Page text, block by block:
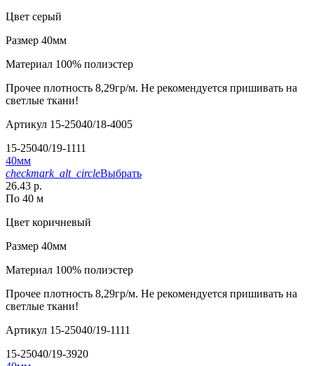
Цвет серый
Размер 40мм
Материал 100% полиэстер
Прочее плотность 8,29гр/м. Не рекомендуется пришивать на
светлые ткани!
Артикул 15-25040/18-4005
15-25040/19-1111
40мм
checkmark_alt_circleВыбрать
26.43 р.
По 40 м
Цвет коричневый
Размер 40мм
Материал 100% полиэстер
Прочее плотность 8,29гр/м. Не рекомендуется пришивать на
светлые ткани!
Артикул 15-25040/19-1111
15-25040/19-3920